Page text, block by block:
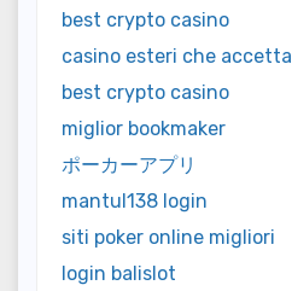
best crypto casino
casino esteri che
best crypto casino
miglior bookmaker
ポーカーアプリ
mantul138 login
siti poker online migliori
login balislot